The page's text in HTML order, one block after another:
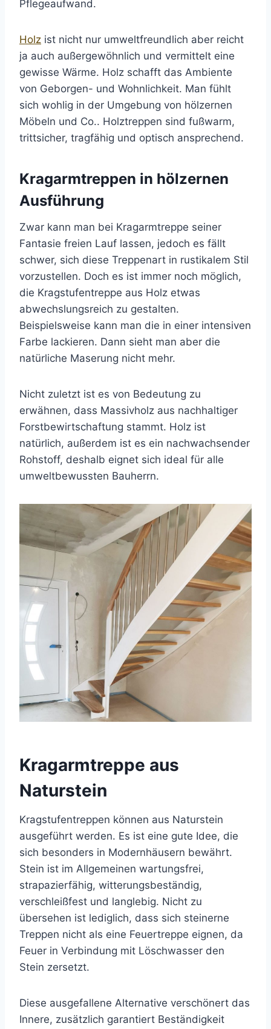
Pflegeaufwand.
Holz ist nicht nur umweltfreundlich aber reicht
ja auch außergewöhnlich und vermittelt eine
gewisse Wärme. Holz schafft das Ambiente
von Geborgen- und Wohnlichkeit. Man fühlt
sich wohlig in der Umgebung von hölzernen
Möbeln und Co.. Holztreppen sind fußwarm,
trittsicher, tragfähig und optisch ansprechend.
Kragarmtreppen in hölzernen
Ausführung
Zwar kann man bei Kragarmtreppe seiner
Fantasie freien Lauf lassen, jedoch es fällt
schwer, sich diese Treppenart in rustikalem Stil
vorzustellen. Doch es ist immer noch möglich,
die Kragstufentreppe aus Holz etwas
abwechslungsreich zu gestalten.
Beispielsweise kann man die in einer intensiven
Farbe lackieren. Dann sieht man aber die
natürliche Maserung nicht mehr.
Nicht zuletzt ist es von Bedeutung zu
erwähnen, dass Massivholz aus nachhaltiger
Forstbewirtschaftung stammt. Holz ist
natürlich, außerdem ist es ein nachwachsender
Rohstoff, deshalb eignet sich ideal für alle
umweltbewussten Bauherrn.
Kragarmtreppe aus
Naturstein
Kragstufentreppen können aus Naturstein
ausgeführt werden. Es ist eine gute Idee, die
sich besonders in Modernhäusern bewährt.
Stein ist im Allgemeinen wartungsfrei,
strapazierfähig, witterungsbeständig,
verschleißfest und langlebig. Nicht zu
übersehen ist lediglich, dass sich steinerne
Treppen nicht als eine Feuertreppe eignen, da
Feuer in Verbindung mit Löschwasser den
Stein zersetzt.
Diese ausgefallene Alternative verschönert das
Innere, zusätzlich garantiert Beständigkeit